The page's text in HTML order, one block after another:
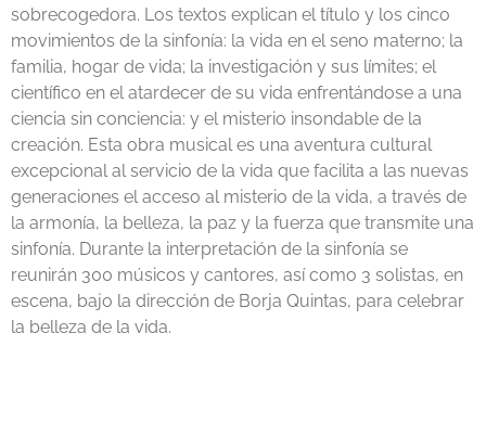
sobrecogedora. Los textos explican el título y los cinco
movimientos de la sinfonía: la vida en el seno materno; la
familia, hogar de vida; la investigación y sus límites; el
científico en el atardecer de su vida enfrentándose a una
ciencia sin conciencia: y el misterio insondable de la
creación. Esta obra musical es una aventura cultural
excepcional al servicio de la vida que facilita a las nuevas
generaciones el acceso al misterio de la vida, a través de
la armonía, la belleza, la paz y la fuerza que transmite una
sinfonía. Durante la interpretación de la sinfonía se
reunirán 300 músicos y cantores, así como 3 solistas, en
escena, bajo la dirección de Borja Quintas, para celebrar
la belleza de la vida.